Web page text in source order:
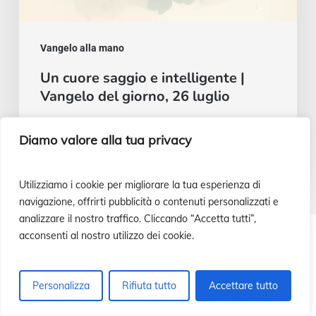
Diamo valore alla tua privacy
Utilizziamo i cookie per migliorare la tua esperienza di
navigazione, offrirti pubblicità o contenuti personalizzati e
analizzare il nostro traffico. Cliccando “Accetta tutti”,
acconsenti al nostro utilizzo dei cookie.
Personalizza Rifiuta tutto Accettare tutto
Vangelo alla mano
Un cuore saggio e intelligente |
Vangelo del giorno, 26 luglio
22 Luglio 2026